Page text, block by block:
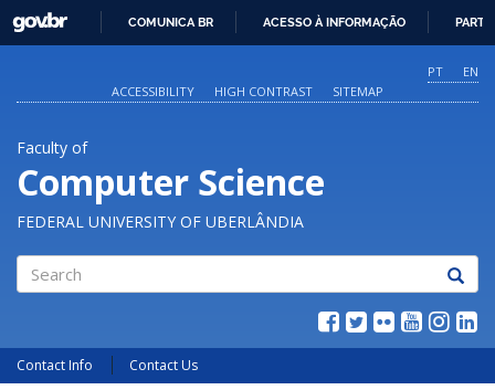
O
CONTEÚDO
GOVBR
COMUNICA BR ACESSO À INFORMAÇÃO
PT
EN
ACCESSIBILITY
HIGH CONTRAST SITEMAP
Faculty of
Computer Science
FEDERAL UNIVERSITY OF UBERLÂNDIA
Contact Info Contact Us